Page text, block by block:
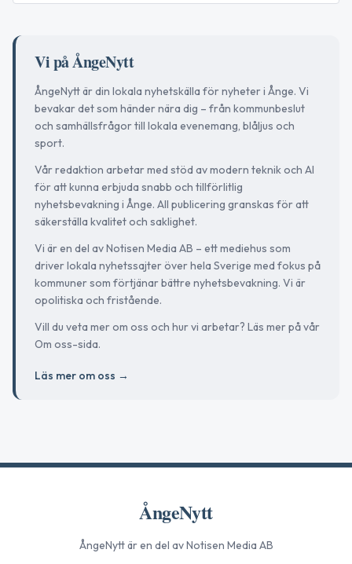
Vi på ÅngeNytt
ÅngeNytt är din lokala nyhetskälla för nyheter i Ånge. Vi
bevakar det som händer nära dig – från kommunbeslut
och samhällsfrågor till lokala evenemang, blåljus och
sport.
Vår redaktion arbetar med stöd av modern teknik och AI
för att kunna erbjuda snabb och tillförlitlig
nyhetsbevakning i Ånge. All publicering granskas för att
säkerställa kvalitet och saklighet.
Vi är en del av Notisen Media AB – ett mediehus som
driver lokala nyhetssajter över hela Sverige med fokus på
kommuner som förtjänar bättre nyhetsbevakning. Vi är
opolitiska och fristående.
Vill du veta mer om oss och hur vi arbetar? Läs mer på vår
Om oss-sida.
Läs mer om oss →
ÅngeNytt
ÅngeNyttär en del av Notisen Media AB